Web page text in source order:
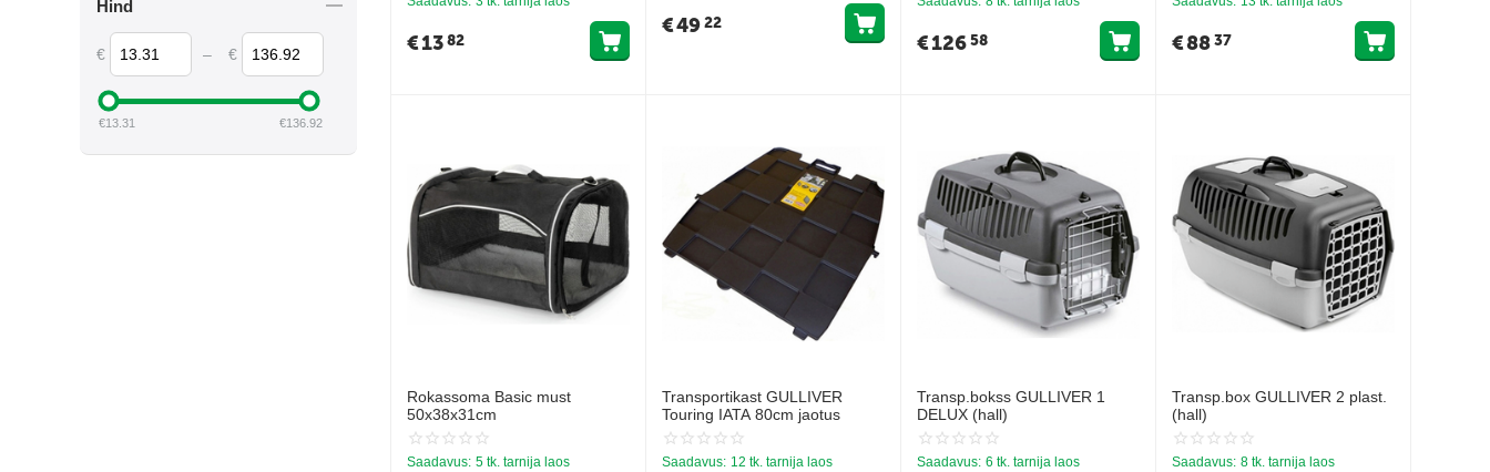
€1382
€4922
€12658 €8837
Rokassoma Basic must
50x38x31cm
Saadavus: 5 tk. tarnija laos
Transportikast GULLIVER
Touring IATA 80cm jaotus
Saadavus: 12 tk. tarnija laos
Transp.bokss GULLIVER 1
DELUX (hall)
Saadavus: 6 tk. tarnija laos
Transp.box GULLIVER 2 plast.
(hall)
Saadavus: 8 tk. tarnija laos
Hind
€ – €
€13.31 €136.92